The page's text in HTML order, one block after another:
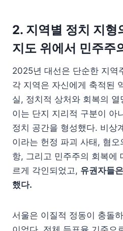
2. 지역별 정치 지형
지도 위에서 민주주
2025년 대선은 단순한 지역
각 지역은 자신에게 축적된
실, 정치적 상처와 회복의
이는 단지 지리적 구분이 아
정치 공간을 형성했다. 비상
이라는 헌정 파괴 사태, 혐
항, 그리고 민주주의 회복에
르게 각인되었고, 유권자들
했다.
서울은 이질적 정동이 충돌